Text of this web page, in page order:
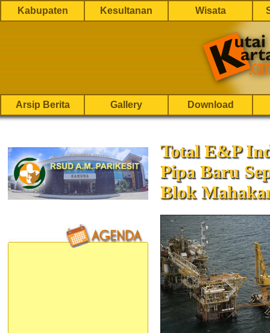
Kabupaten Kesultanan Wisata
Arsip Berita Gallery Download
Total E&P
Pipa Baru
Blok